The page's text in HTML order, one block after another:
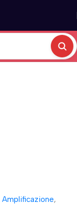
Amplificazione,